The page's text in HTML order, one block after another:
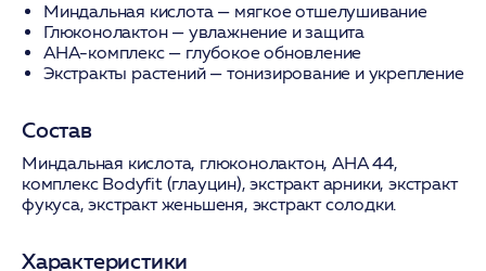
Миндальная кислота— мягкое отшелушивание
Глюконолактон— увлажнение и защита
АНА-комплекс— глубокое обновление
Экстракты растений— тонизирование и укрепление
Состав
Миндальная кислота, глюконолактон, АНА 44,
комплекс Bodyfit (глауцин), экстракт арники, экстракт
фукуса, экстракт женьшеня, экстракт солодки.
Характеристики